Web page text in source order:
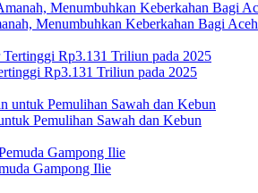
Menumbuhkan Keberkahan Bagi Aceh
Rp3.131 Triliun pada 2025
Pemulihan Sawah dan Kebun
Gampong Ilie